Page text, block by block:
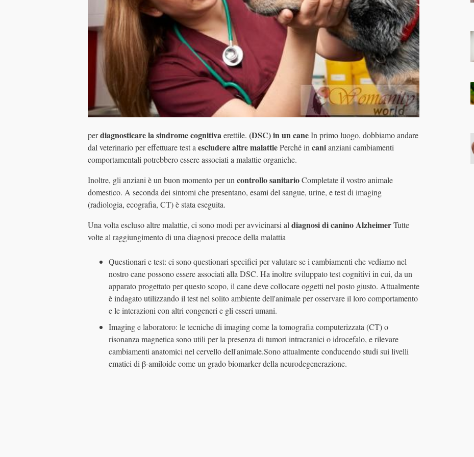
perdiagnosticare la sindrome cognitivaerettile. (DSC)in un caneIn primo luogo, dobbiamo andare
dal veterinario per effettuare test aescludere altre malattiePerché incanianziani cambiamenti
comportamentali potrebbero essere associati a malattie organiche.
Inoltre, gli anziani è un buon momento per uncontrollo sanitarioCompletate il vostro animale
domestico. A seconda dei sintomi che presentano, esami del sangue, urine, e test di imaging
(radiologia, ecografia, CT) è stata eseguita.
Una volta escluso altre malattie, ci sono modi per avvicinarsi aldiagnosi dicanino AlzheimerTutte
volte al raggiungimento di una diagnosi precoce della malattia
Questionari e test: ci sono questionari specifici per valutare se i cambiamenti che vediamo nel
nostro cane possono essere associati alla DSC. Ha inoltre sviluppato test cognitivi in ​​cui, da un
apparato progettato per questo scopo, il cane deve collocare oggetti nel posto giusto. Attualmente
è indagato utilizzando il test nel solito ambiente dell'animale per osservare il loro comportamento
e le interazioni con altri congeneri e gli esseri umani.
Imaging e laboratoro: le tecniche di imaging come la tomografia computerizzata (CT) o
risonanza magnetica sono utili per la presenza di tumori intracranici o idrocefalo, e rilevare
cambiamenti anatomici nel cervello dell'animale.Sono attualmente conducendo studi sui livelli
ematici di β-amiloide come un grado biomarker della neurodegenerazione.